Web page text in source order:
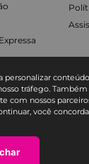
personalizar
tráfego.
com nossos
você
Fale com a